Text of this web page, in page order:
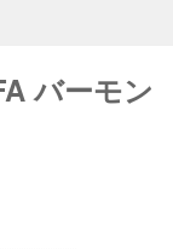
バーモン